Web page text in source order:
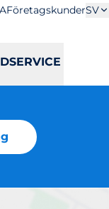
FöretagskunderSV